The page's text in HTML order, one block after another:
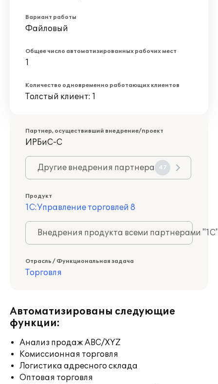
Вариант работы
Файловый
Общее число автоматизированных рабочих мест
1
Количество одновременно работающих клиентов
Толстый клиент: 1
Партнер, осуществивший внедрение/проект
ИРБиС-С
Другие внедрения партнера 47
Продукт
1С:Управление торговлей 8
Внедрения продукта всеми партнерами
Отрасль / Функциональная задача
Торговля
Автоматизированы следующие
функции:
Анализ продаж ABC/XYZ
Комиссионная торговля
Логистика адресного склада
Оптовая торговля